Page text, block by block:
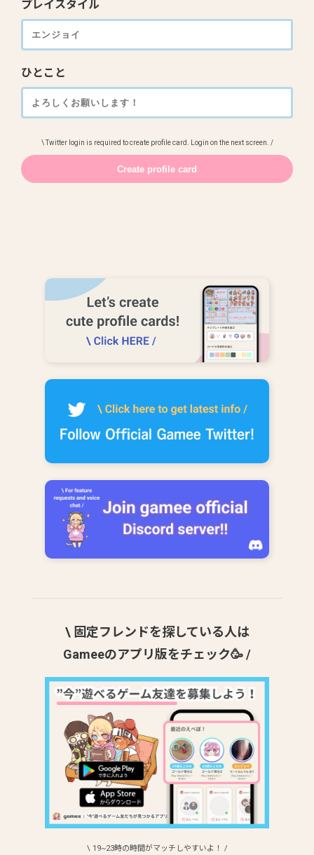
プレイスタイル
ひとこと
\ Twitter login is required to create profile card. Login on the next screen. /
\ 固定フレンドを探している人は
Gameeのアプリ版をチェック🥳 /
\ 19~23時の時間がマッチしやすいよ！ /